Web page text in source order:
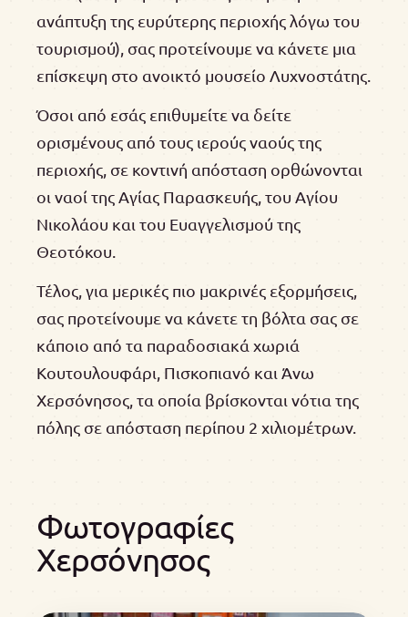
ανάπτυξη της ευρύτερης περιοχής λόγω του
τουρισμού), σας προτείνουμε να κάνετε μια
επίσκεψη στο ανοικτό μουσείο Λυχνοστάτης.
Όσοι από εσάς επιθυμείτε να δείτε
ορισμένους από τους ιερούς ναούς της
περιοχής, σε κοντινή απόσταση ορθώνονται
οι ναοί της Αγίας Παρασκευής, του Αγίου
Νικολάου και του Ευαγγελισμού της
Θεοτόκου.
Τέλος, για μερικές πιο μακρινές εξορμήσεις,
σας προτείνουμε να κάνετε τη βόλτα σας σε
κάποιο από τα παραδοσιακά χωριά
Κουτουλουφάρι, Πισκοπιανό και Άνω
Χερσόνησος, τα οποία βρίσκονται νότια της
πόλης σε απόσταση περίπου 2 χιλιομέτρων.
Φωτογραφίες
Χερσόνησος